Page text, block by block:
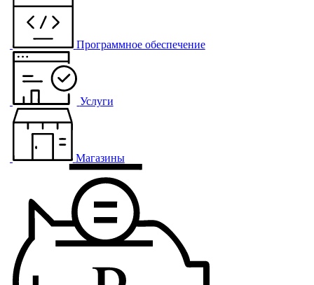
Программное обеспечение
Услуги
Магазины